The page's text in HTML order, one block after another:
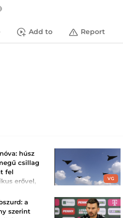
Add to Report
húsz
csillag
fel
erővel,
nagy
teleszkópok
VG
a
szerint